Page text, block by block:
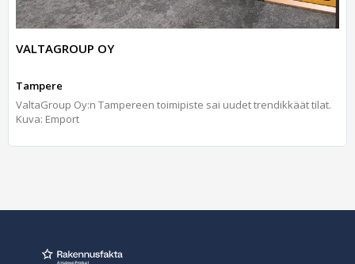
VALTAGROUP OY
Tampere
ValtaGroup Oy:n Tampereen toimipiste sai uudet trendikkäät tilat.
Kuva: Emport